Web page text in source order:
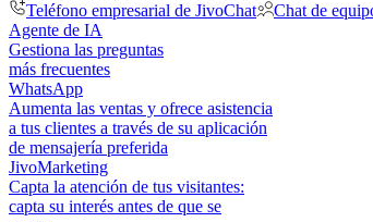
Teléfono empresarial de JivoChat
Chat de
Agente de IA
Gestiona las preguntas
más frecuentes
WhatsApp
Aumenta las ventas y ofrece asistencia
a tus clientes a través de su aplicación
de mensajería preferida
JivoMarketing
Capta la atención de tus visitantes:
capta su interés antes de que se